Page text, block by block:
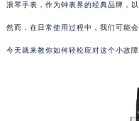
浪琴手表，作为钟表界的经典品牌，
然而，在日常使用过程中，我们可能
今天就来教你如何轻松应对这个小故